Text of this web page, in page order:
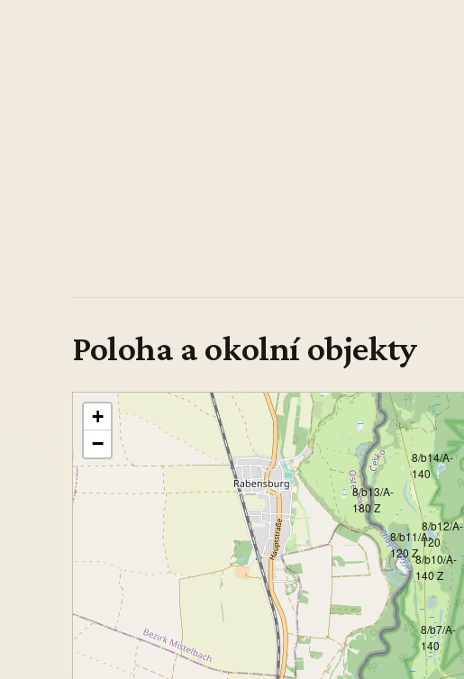
Poloha a okolní objekty
8/b10/A-
140 Z
8/b11/A-
120 Z
8/b12/A-
120
8/b7/A-
140
8/b13/A-
180 Z
8/b14/A-
140
+
−